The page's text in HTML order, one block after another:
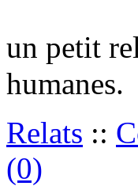
Amb
un petit
humanes.
Relats ::
(0)